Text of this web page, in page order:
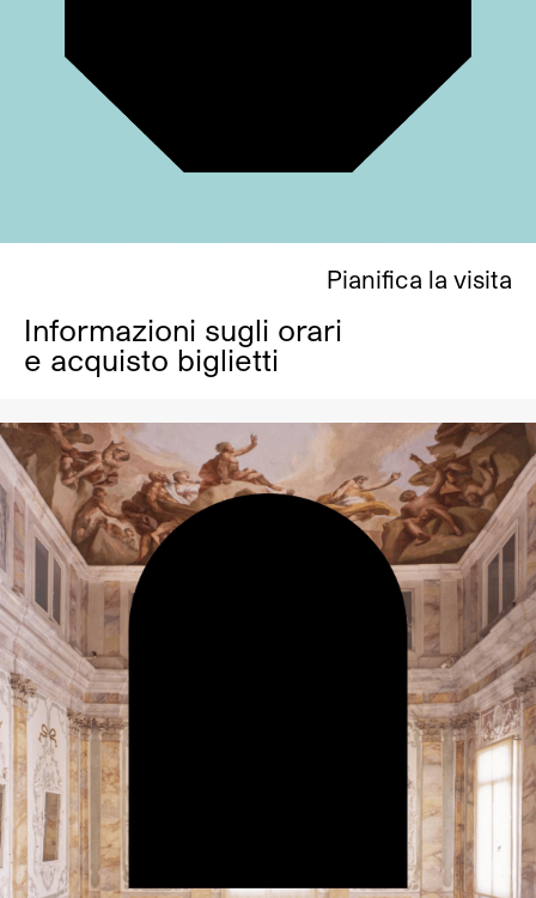
Informazioni sugli orari
e acquisto biglietti
Pianifica la visita